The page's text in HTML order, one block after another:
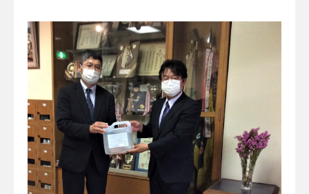
Dear current students and parents
Fixed-time system
卒業生の皆さん・同窓会